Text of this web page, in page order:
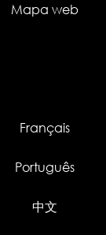
Mapa web
Français
Português
中文